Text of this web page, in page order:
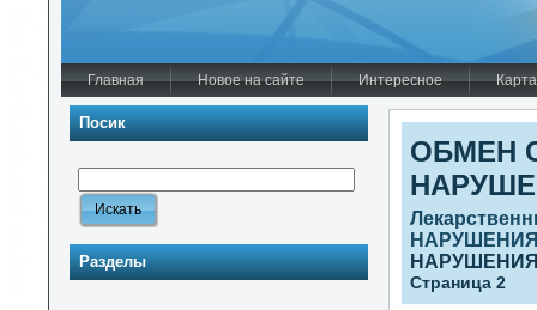
Главная Новое на сайте Интересное
Посик
Разделы
ОБМЕН
Страница 2